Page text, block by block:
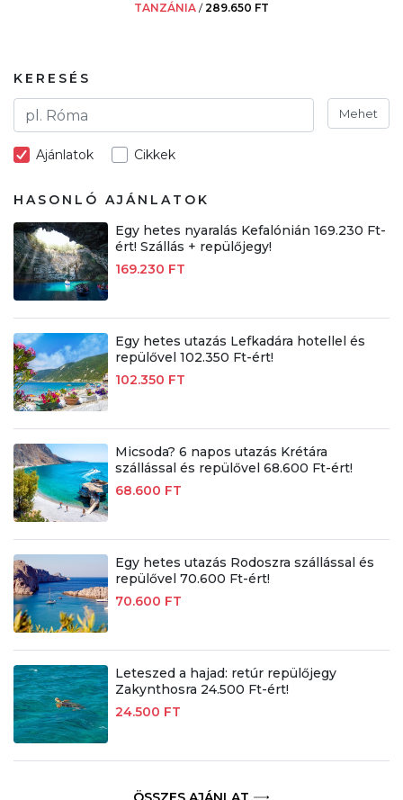
TANZÁNIA /289.650 FT
KERESÉS
Mehet
Ajánlatok Cikkek
HASONLÓ AJÁNLATOK
Egy hetes nyaralás Kefalónián 169.230 Ft-
ért! Szállás + repülőjegy!
169.230 FT
Egy hetes utazás Lefkadára hotellel és
repülővel 102.350 Ft-ért!
102.350 FT
Micsoda? 6 napos utazás Krétára
szállással és repülővel 68.600 Ft-ért!
68.600 FT
Egy hetes utazás Rodoszra szállással és
repülővel 70.600 Ft-ért!
70.600 FT
Leteszed a hajad: retúr repülőjegy
Zakynthosra 24.500 Ft-ért!
24.500 FT